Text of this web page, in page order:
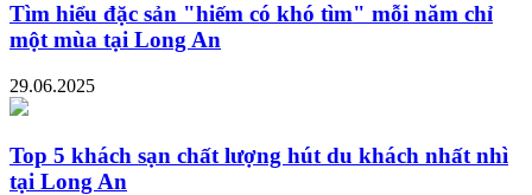
Tìm hiểu đặc sản "hiếm có khó tìm" mỗi năm chỉ
một mùa tại Long An
29.06.2025
Top 5 khách sạn chất lượng hút du khách nhất nhì
tại Long An